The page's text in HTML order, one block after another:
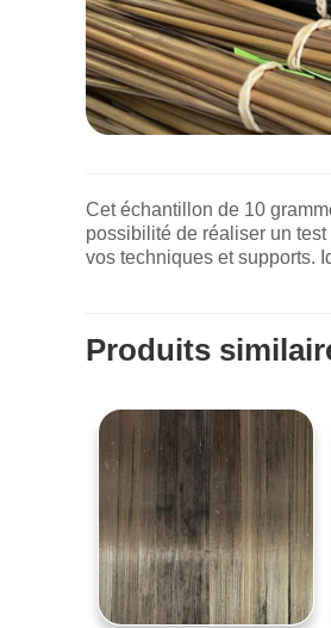
Cet échantillon de 10
possibilité de réaliser un
vos techniques et supports.
Produits